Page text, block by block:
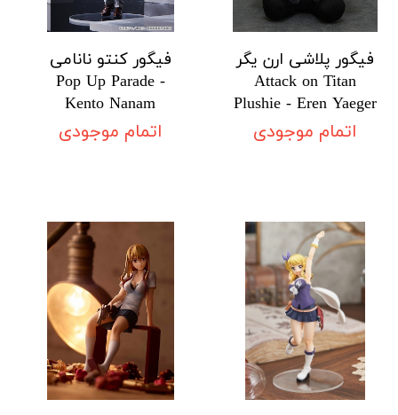
فیگور پلاشی ارن یگر
Attack on Titan
Plushie - Eren Yaeger
اتمام موجودی
فیگور کنتو نانامی
Pop Up Parade -
Kento Nanam
اتمام موجودی